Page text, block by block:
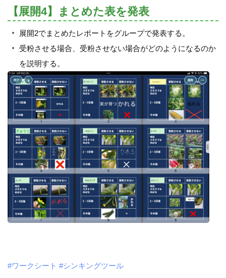
【展開4】まとめた表を発表
展開2でまとめたレポートをグループで発表する。
受粉させる場合、受粉させない場合がどのようになるのか
を説明する。
#ワークシート #シンキングツール